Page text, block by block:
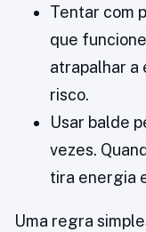
Tentar com
que
atrapalhar a
risco.
Usar balde
vezes.
tira energia
Uma regra